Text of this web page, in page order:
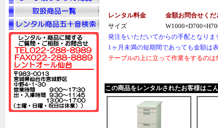
レンタル料金
金額お問合せくだ
サイズ
発注をいただいてからの手配となり
1ヶ月未満の短期間であっても金額は
テーブルの上に立って作業をするの
この商品をレンタルされたお客様はこ